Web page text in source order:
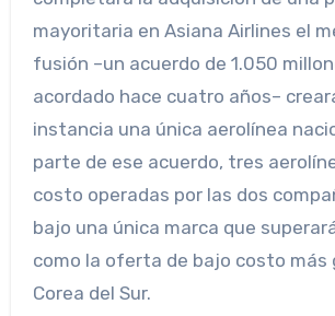
mayoritaria en Asiana Airlines el
fusión –un acuerdo de 1.050
acordado hace cuatro años–
instancia una única aerolínea
parte de ese acuerdo, tres
costo operadas por las dos
bajo una única marca que
como la oferta de bajo costo más
Corea del Sur.